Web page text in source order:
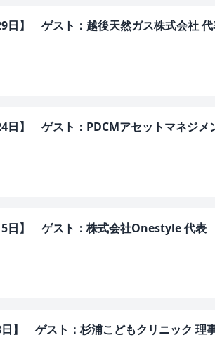
日】 ゲスト：越後天然ガス株式会社
日】 ゲスト：PDCMアセットマネジメ
日】 ゲスト：株式会社Onestyle 代
日】 ゲスト：杉浦こどもクリニック 理